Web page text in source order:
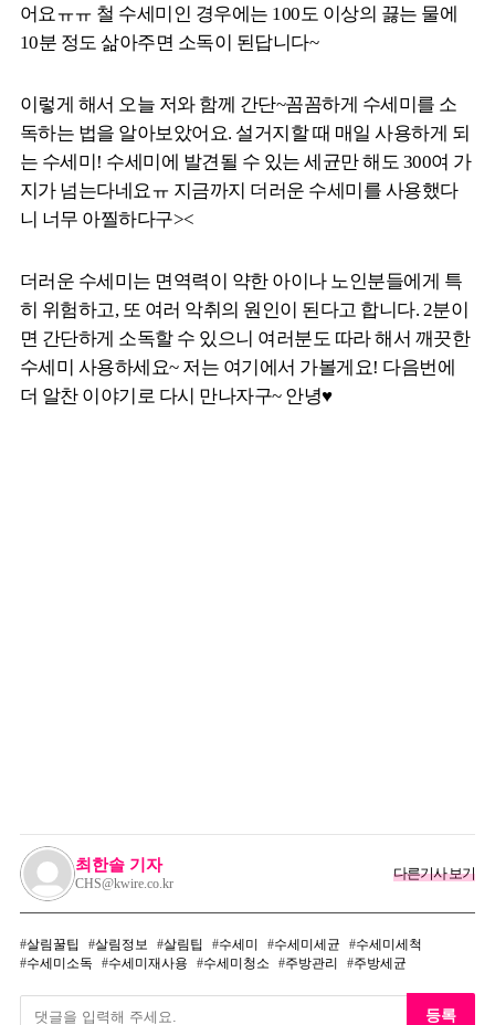
어요ㅠㅠ 철 수세미인 경우에는 100도 이상의 끓는 물에
10분 정도 삶아주면 소독이 된답니다~
이렇게 해서 오늘 저와 함께 간단~꼼꼼하게 수세미를 소
독하는 법을 알아보았어요. 설거지할 때 매일 사용하게 되
는 수세미! 수세미에 발견될 수 있는 세균만 해도 300여 가
지가 넘는다네요ㅠ 지금까지 더러운 수세미를 사용했다
니 너무 아찔하다구><
더러운 수세미는 면역력이 약한 아이나 노인분들에게 특
히 위험하고, 또 여러 악취의 원인이 된다고 합니다. 2분이
면 간단하게 소독할 수 있으니 여러분도 따라 해서 깨끗한
수세미 사용하세요~ 저는 여기에서 가볼게요! 다음번에
더 알찬 이야기로 다시 만나자구~ 안녕♥
최한솔 기자
CHS@kwire.co.kr
다른기사 보기
살림꿀팁 살림정보 살림팁 수세미 수세미세균
수세미세척
수세미소독
수세미재사용 수세미청소 주방관리 주방세균
등록